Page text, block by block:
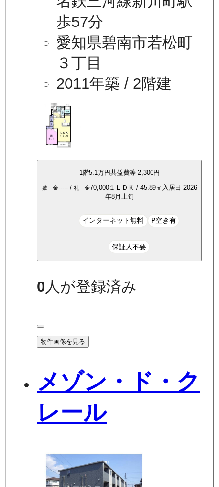
歩57分
愛知県碧南市若松町
３丁目
2011年築 / 2階建
1階5.1万円共益費等 2,300円
敷 金-----/ 礼 金70,000１ＬＤＫ / 45.89㎡ 入居日 2026
年8月上旬
インターネット無料 P空き有
保証人不要
0 人が登録済み
物件画像を見る
メゾン・ド・ク
レール